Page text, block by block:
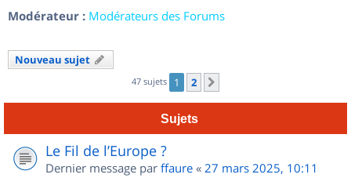
Modérateur : Modérateurs des Forums
Nouveau sujet
47 sujets 1 2
Sujets
Le Fil de l’Europe ?
Dernier message par ffaure « 27 mars 2025, 10:11